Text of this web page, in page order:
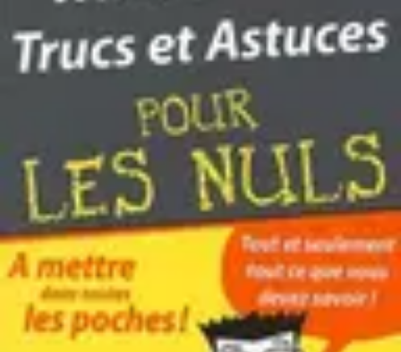
Astuces Naturelles
Astuces PratiquesMéditation et
RelaxationRoutines et Habitudes Techniques de Relaxation
Astuces Anti Stress